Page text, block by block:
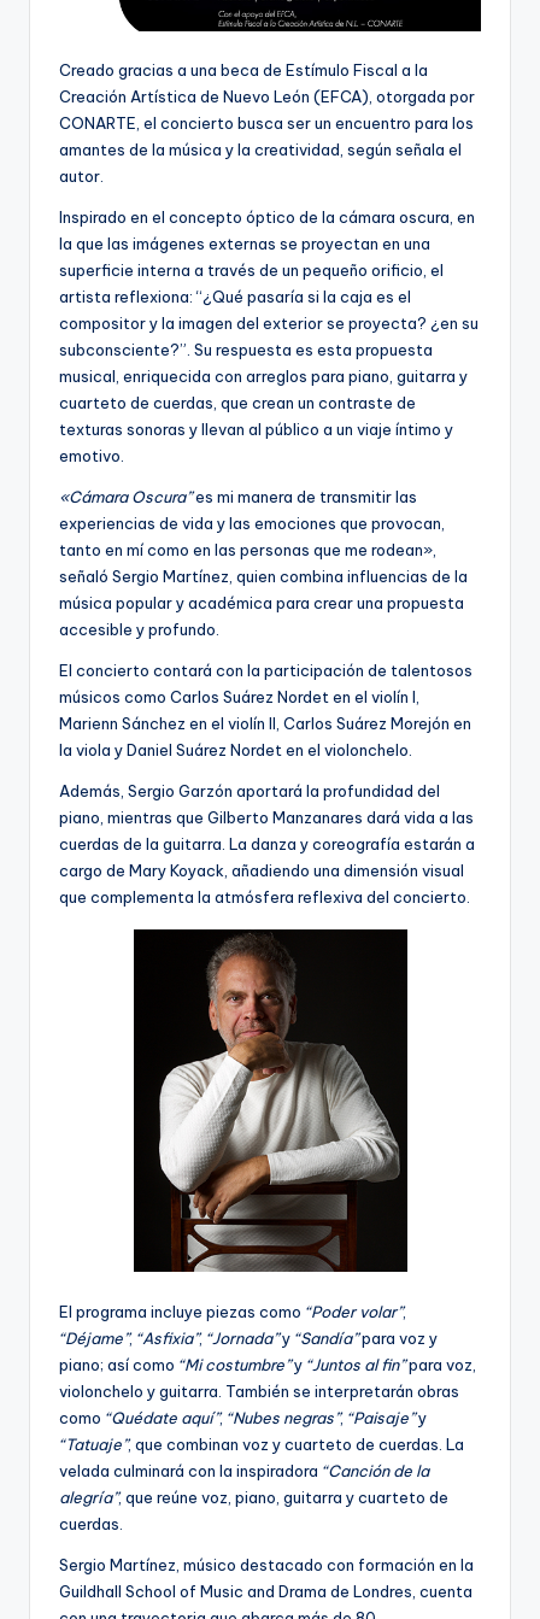
Creado gracias a una beca de Estímulo Fiscal a la
Creación Artística de Nuevo León (EFCA), otorgada por
CONARTE, el concierto busca ser un encuentro para los
amantes de la música y la creatividad, según señala el
autor.
Inspirado en el concepto óptico de la cámara oscura, en
la que las imágenes externas se proyectan en una
superficie interna a través de un pequeño orificio, el
artista reflexiona: “¿Qué pasaría si la caja es el
compositor y la imagen del exterior se proyecta? ¿en su
subconsciente?”. Su respuesta es esta propuesta
musical, enriquecida con arreglos para piano, guitarra y
cuarteto de cuerdas, que crean un contraste de
texturas sonoras y llevan al público a un viaje íntimo y
emotivo.
«Cámara Oscura”es mi manera de transmitir las
experiencias de vida y las emociones que provocan,
tanto en mí como en las personas que me rodean»,
señaló Sergio Martínez, quien combina influencias de la
música popular y académica para crear una propuesta
accesible y profundo.
El concierto contará con la participación de talentosos
músicos como Carlos Suárez Nordet en el violín I,
Marienn Sánchez en el violín II, Carlos Suárez Morejón en
la viola y Daniel Suárez Nordet en el violonchelo.
Además, Sergio Garzón aportará la profundidad del
piano, mientras que Gilberto Manzanares dará vida a las
cuerdas de la guitarra. La danza y coreografía estarán a
cargo de Mary Koyack, añadiendo una dimensión visual
que complementa la atmósfera reflexiva del concierto.
El programa incluye piezas como “Poder volar”,
“Déjame”, “Asfixia”, “Jornada”y “Sandía”para voz y
piano; así como “Mi costumbre”y “Juntos al fin”para voz,
violonchelo y guitarra. También se interpretarán obras
como “Quédate aquí”, “Nubes negras”, “Paisaje”y
“Tatuaje”, que combinan voz y cuarteto de cuerdas. La
velada culminará con la inspiradora “Canción de la
alegría”, que reúne voz, piano, guitarra y cuarteto de
cuerdas.
Sergio Martínez, músico destacado con formación en la
Guildhall School of Music and Drama de Londres, cuenta